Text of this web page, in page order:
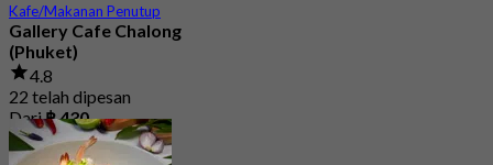
Kafe/Makanan Penutup
Gallery Cafe Chalong
(Phuket)
4.8
22 telah dipesan
Dari฿ 430